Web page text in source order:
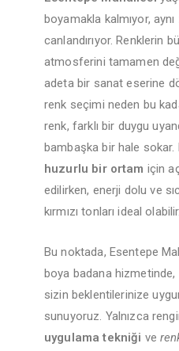
boyamakla kalmıyor,
canlandırıyor. Renklerin
atmosferini tamamen
adeta bir sanat eserine
renk seçimi neden bu
renk, farklı bir duygu
bambaşka bir hale
huzurlu bir ortam için
edilirken, enerji dolu ve
kırmızı tonları ideal olabilir.
Bu noktada, Esentepe
boya badana hizmetinde,
sizin beklentilerinize
sunuyoruz. Yalnızca
uygulama tekniği ve